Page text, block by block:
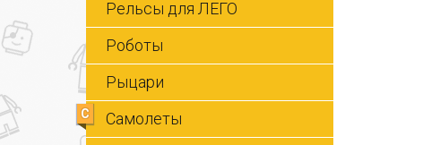
Рельсы для ЛЕГО
Роботы
Рыцари
С
Самолеты